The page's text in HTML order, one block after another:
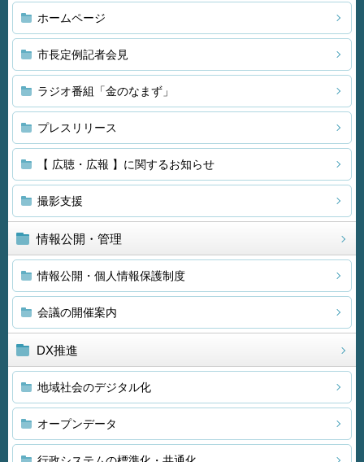
ホームページ
市長定例記者会見
ラジオ番組「金のなまず」
プレスリリース
【 広聴・広報 】に関するお知らせ
撮影支援
情報公開・管理
情報公開・個人情報保護制度
会議の開催案内
DX推進
地域社会のデジタル化
オープンデータ